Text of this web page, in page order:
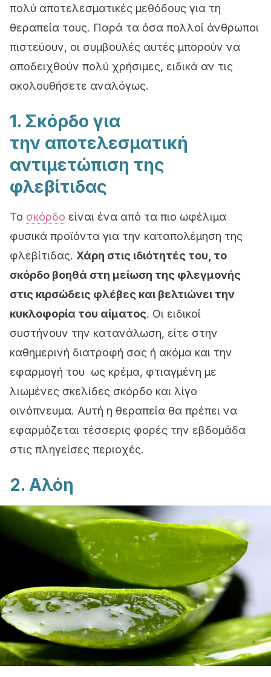
πολύ αποτελεσματικές μεθόδους για τη
θεραπεία τους. Παρά τα όσα πολλοί άνθρωποι
πιστεύουν, οι συμβουλές αυτές μπορούν να
αποδειχθούν πολύ χρήσιμες, ειδικά αν τις
ακολουθήσετε αναλόγως.
1. Σκόρδο για
την αποτελεσματική
αντιμετώπιση της
φλεβίτιδας
Το σκόρδο είναι ένα από τα πιο ωφέλιμα
φυσικά προϊόντα για την καταπολέμηση της
φλεβίτιδας. Χάρη στις ιδιότητές του, το
σκόρδο βοηθά στη μείωση της φλεγμονής
στις κιρσώδεις φλέβες και βελτιώνει την
κυκλοφορία του αίματος. Οι ειδικοί
συστήνουν την κατανάλωση, είτε στην
καθημερινή διατροφή σας ή ακόμα και την
εφαρμογή του ως κρέμα, φτιαγμένη με
λιωμένες σκελίδες σκόρδο και λίγο
οινόπνευμα. Αυτή η θεραπεία θα πρέπει να
εφαρμόζεται τέσσερις φορές την εβδομάδα
στις πληγείσες περιοχές.
2. Αλόη